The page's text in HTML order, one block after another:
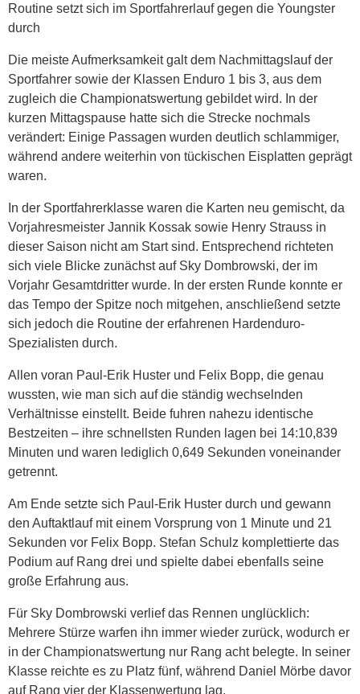
Routine setzt sich im Sportfahrerlauf gegen die Youngster
durch
Die meiste Aufmerksamkeit galt dem Nachmittagslauf der
Sportfahrer sowie der Klassen Enduro 1 bis 3, aus dem
zugleich die Championatswertung gebildet wird. In der
kurzen Mittagspause hatte sich die Strecke nochmals
verändert: Einige Passagen wurden deutlich schlammiger,
während andere weiterhin von tückischen Eisplatten geprägt
waren.
In der Sportfahrerklasse waren die Karten neu gemischt, da
Vorjahresmeister Jannik Kossak sowie Henry Strauss in
dieser Saison nicht am Start sind. Entsprechend richteten
sich viele Blicke zunächst auf Sky Dombrowski, der im
Vorjahr Gesamtdritter wurde. In der ersten Runde konnte er
das Tempo der Spitze noch mitgehen, anschließend setzte
sich jedoch die Routine der erfahrenen Hardenduro-
Spezialisten durch.
Allen voran Paul-Erik Huster und Felix Bopp, die genau
wussten, wie man sich auf die ständig wechselnden
Verhältnisse einstellt. Beide fuhren nahezu identische
Bestzeiten – ihre schnellsten Runden lagen bei 14:10,839
Minuten und waren lediglich 0,649 Sekunden voneinander
getrennt.
Am Ende setzte sich Paul-Erik Huster durch und gewann
den Auftaktlauf mit einem Vorsprung von 1 Minute und 21
Sekunden vor Felix Bopp. Stefan Schulz komplettierte das
Podium auf Rang drei und spielte dabei ebenfalls seine
große Erfahrung aus.
Für Sky Dombrowski verlief das Rennen unglücklich:
Mehrere Stürze warfen ihn immer wieder zurück, wodurch er
in der Championatswertung nur Rang acht belegte. In seiner
Klasse reichte es zu Platz fünf, während Daniel Mörbe davor
auf Rang vier der Klassenwertung lag.